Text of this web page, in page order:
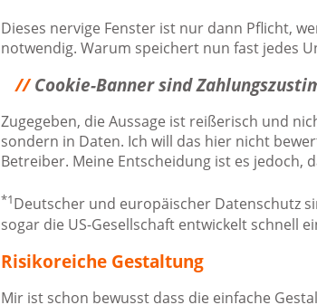
Dieses nervige Fenster ist nur dann Pflicht,
notwendig. Warum speichert nun fast jedes
//Cookie-Banner sind
Zugegeben, die Aussage ist reißerisch und
sondern in Daten. Ich will das hier nicht
Betreiber. Meine Entscheidung ist es jedoch,
*1Deutscher und europäischer Datenschutz
sogar die US-Gesellschaft entwickelt schnell
Risikoreiche Gestaltung
Mir ist schon bewusst dass die einfache